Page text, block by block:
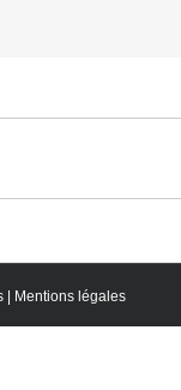
Mentions légales